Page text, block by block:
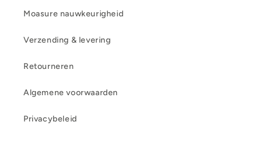
Moasure nauwkeurigheid
Verzending & levering
Retourneren
Algemene voorwaarden
Privacybeleid